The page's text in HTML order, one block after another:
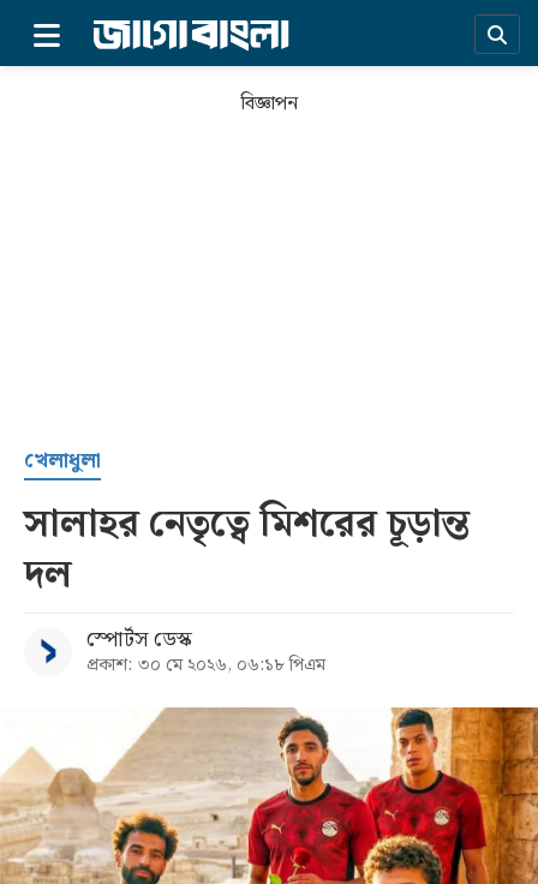
সর্বশেষ
বিভাগ
কনভার্টার
বিজ্ঞাপন
খেলাধুলা
সালাহর নেতৃত্বে মিশরের চূড়ান্ত
দল
স্পোর্টস ডেস্ক
প্রকাশ: ৩০ মে ২০২৬, ০৬:১৮ পিএম